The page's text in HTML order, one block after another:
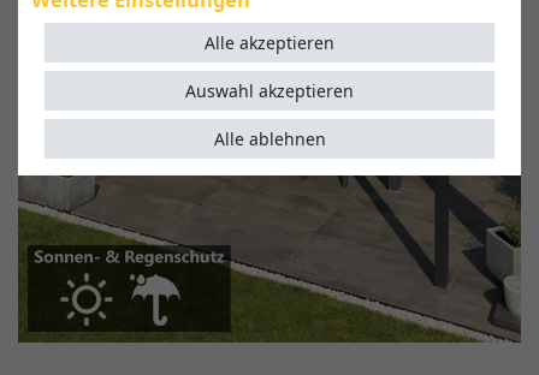
Alle akzeptieren
Alle ablehnen
Auswahl akzeptieren